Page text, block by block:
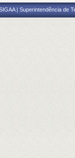
| Superintendência de